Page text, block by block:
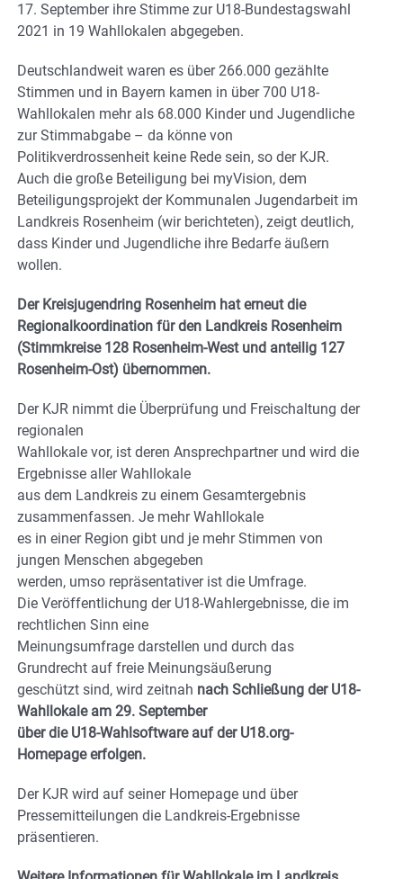
17. September ihre Stimme zur U18-Bundestagswahl
2021 in 19 Wahllokalen abgegeben.
Deutschlandweit waren es über 266.000 gezählte
Stimmen und in Bayern kamen in über 700 U18-
Wahllokalen mehr als 68.000 Kinder und Jugendliche
zur Stimmabgabe – da könne von
Politikverdrossenheit keine Rede sein, so der KJR.
Auch die große Beteiligung bei myVision, dem
Beteiligungsprojekt der Kommunalen Jugendarbeit im
Landkreis Rosenheim (wir berichteten), zeigt deutlich,
dass Kinder und Jugendliche ihre Bedarfe äußern
wollen.
Der Kreisjugendring Rosenheim hat erneut die
Regionalkoordination für den Landkreis Rosenheim
(Stimmkreise 128 Rosenheim-West und anteilig 127
Rosenheim-Ost) übernommen.
Der KJR nimmt die Überprüfung und Freischaltung der
regionalen
Wahllokale vor, ist deren Ansprechpartner und wird die
Ergebnisse aller Wahllokale
aus dem Landkreis zu einem Gesamtergebnis
zusammenfassen. Je mehr Wahllokale
es in einer Region gibt und je mehr Stimmen von
jungen Menschen abgegeben
werden, umso repräsentativer ist die Umfrage.
Die Veröffentlichung der U18-Wahlergebnisse, die im
rechtlichen Sinn eine
Meinungsumfrage darstellen und durch das
Grundrecht auf freie Meinungsäußerung
geschützt sind, wird zeitnah nach Schließung der U18-
Wahllokale am 29. September
über die U18-Wahlsoftware auf der U18.org-
Homepage erfolgen.
Der KJR wird auf seiner Homepage und über
Pressemitteilungen die Landkreis-Ergebnisse
präsentieren.